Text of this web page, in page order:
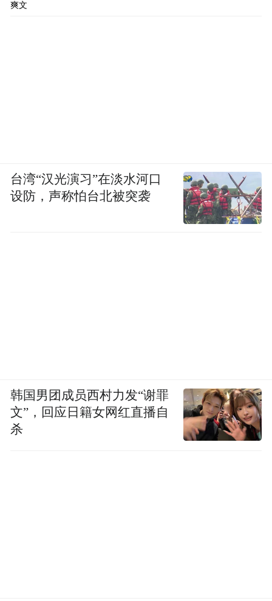
爽文
台湾“汉光演习”在淡水河口
设防，声称怕台北被突袭
韩国男团成员西村力发“谢罪
文”，回应日籍女网红直播自
杀